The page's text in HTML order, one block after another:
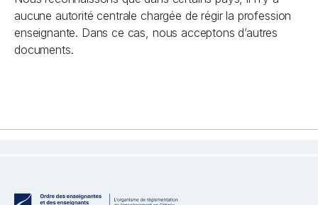
aucune autorité centrale chargée de régir la profession
enseignante. Dans ce cas, nous acceptons d’autres
documents.